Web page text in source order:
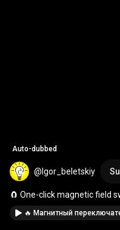
Auto-dubbed
@Igor_beletskiy
#Shorts Igor Beletsky